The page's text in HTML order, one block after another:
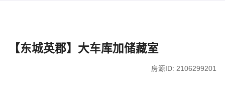
【东城英郡】大车库加储藏室
房源ID: 2106299201